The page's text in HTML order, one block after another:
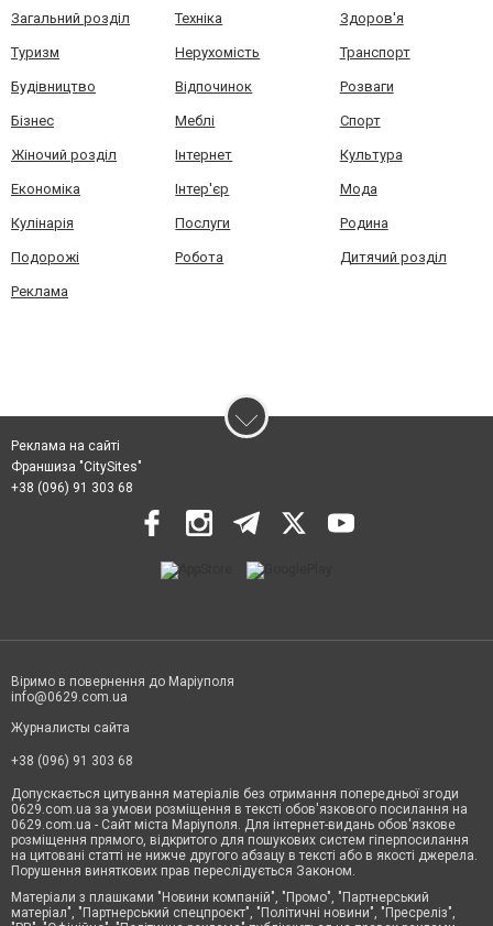
Загальний розділ Техніка Здоров'я
Туризм Нерухомість Транспорт
Будівництво Відпочинок Розваги
Бізнес Меблі Спорт
Жіночий розділ Інтернет Культура
Економіка Інтер'єр Мода
Кулінарія Послуги Родина
Подорожі Робота Дитячий розділ
Реклама
Реклама на сайті
Франшиза "CitySites"
+38 (096) 91 303 68
Віримо в повернення до Маріуполя
info@0629.com.ua
Журналисты сайта
+38 (096) 91 303 68
Допускається цитування матеріалів без отримання попередньої згоди
0629.com.ua за умови розміщення в тексті обов'язкового посилання на
0629.com.ua - Сайт міста Маріуполя. Для інтернет-видань обов'язкове
розміщення прямого, відкритого для пошукових систем гіперпосилання
на цитовані статті не нижче другого абзацу в тексті або в якості джерела.
Порушення виняткових прав переслідується Законом.
Матеріали з плашками "Новини компаній", "Промо", "Партнерський
матеріал", "Партнерський спецпроєкт", "Політичні новини", "Пресреліз",